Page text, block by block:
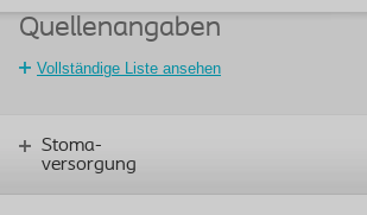
Quellenangaben
Vollständige Liste ansehen
Stoma-
versorgung